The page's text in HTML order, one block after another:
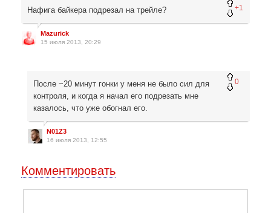
+1
Нафига байкера подрезал на трейле?
Mazurick
15 июля 2013, 20:29
0
После ~20 минут гонки у меня не было сил для
контроля, и когда я начал его подрезать мне
казалось, что уже обогнал его.
N01Z3
16 июля 2013, 12:55
Комментировать